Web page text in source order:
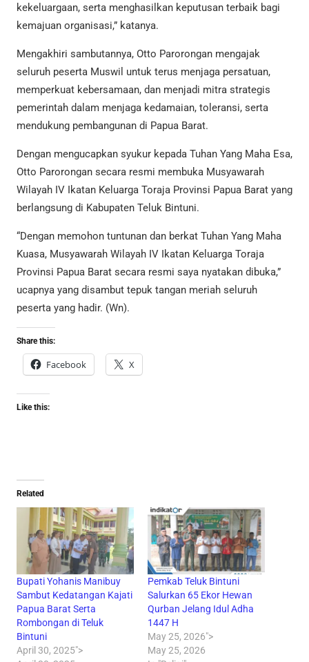
kekeluargaan, serta menghasilkan keputusan terbaik bagi
kemajuan organisasi,” katanya.
Mengakhiri sambutannya, Otto Parorongan mengajak
seluruh peserta Muswil untuk terus menjaga persatuan,
memperkuat kebersamaan, dan menjadi mitra strategis
pemerintah dalam menjaga kedamaian, toleransi, serta
mendukung pembangunan di Papua Barat.
Dengan mengucapkan syukur kepada Tuhan Yang Maha Esa,
Otto Parorongan secara resmi membuka Musyawarah
Wilayah IV Ikatan Keluarga Toraja Provinsi Papua Barat yang
berlangsung di Kabupaten Teluk Bintuni.
“Dengan memohon tuntunan dan berkat Tuhan Yang Maha
Kuasa, Musyawarah Wilayah IV Ikatan Keluarga Toraja
Provinsi Papua Barat secara resmi saya nyatakan dibuka,”
ucapnya yang disambut tepuk tangan meriah seluruh
peserta yang hadir. (Wn).
Share this:
Facebook X
Like this:
Related
Bupati Yohanis Manibuy
Sambut Kedatangan Kajati
Papua Barat Serta
Rombongan di Teluk
Bintuni
April 30, 2025">
Pemkab Teluk Bintuni
Salurkan 65 Ekor Hewan
Qurban Jelang Idul Adha
1447 H
May 25, 2026">
May 25, 2026